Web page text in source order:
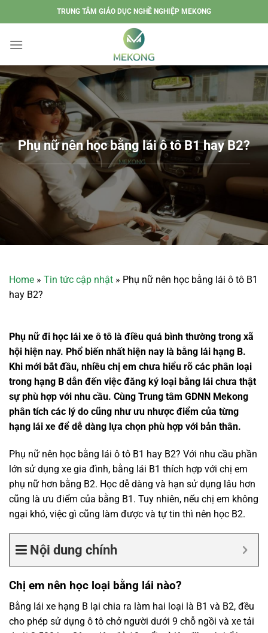
đến
dung
TRUNG TÂM GIÁO DỤC NGHỀ NGHIỆP MEKONG
Phụ nữ nên học bằng lái ô tô B1 hay B2?
Home » Tin tức cập nhật » Phụ nữ nên học bằng lái ô tô B1
hay B2?
Phụ nữ đi học lái xe ô tô là điều quá bình thường trong xã
hội hiện nay. Phổ biến nhất hiện nay là bằng lái hạng B.
Khi mới bắt đầu, nhiều chị em chưa hiểu rõ các phân loại
trong hạng B dẫn đến việc đăng ký loại bằng lái chưa thật
sự phù hợp với nhu cầu. Cùng Trung tâm GDNN Mekong
phân tích các lý do cũng như ưu nhược điểm của từng
hạng lái xe để dễ dàng lựa chọn phù hợp với bản thân.
Phụ nữ nên học bằng lái ô tô B1 hay B2? Với nhu cầu phần
lớn sử dụng xe gia đình, bằng lái B1 thích hợp với chị em
phụ nữ hơn bằng B2. Học dễ dàng và hạn sử dụng lâu hơn
cũng là ưu điểm của bằng B1. Tuy nhiên, nếu chị em không
ngại khó, việc gì cũng làm được và tự tin thì nên học B2.
Nội dung chính
Chị em nên học loại bằng lái nào?
Bằng lái xe hạng B lại chia ra làm hai loại là B1 và B2, đều
cho phép sử dụng ô tô chở người dưới 9 chỗ ngồi và xe tải